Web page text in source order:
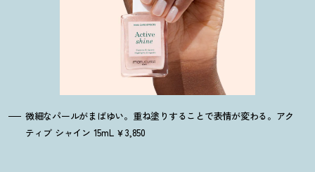
微細なパールがまばゆい。重ね塗りすることで表情が変わる。アク
ティブ シャイン 15mL ￥3,850